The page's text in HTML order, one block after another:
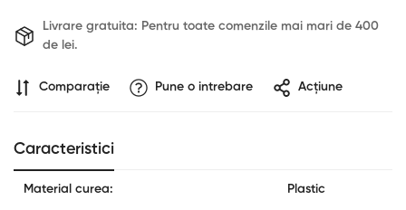
Livrare gratuita: Pentru toate comenzile mai mari de 400
de lei.
Comparaţie Pune o intrebare Acțiune
Caracteristici
Material curea: Plastic
Are you 18 years old or older?
No, I'm not